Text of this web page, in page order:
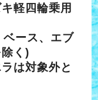
軽四輪乗用
ース、エブ
く)
は対象外と